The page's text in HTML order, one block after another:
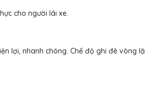
cho người lái xe.
lợi, nhanh chóng. Chế độ ghi đè vòng